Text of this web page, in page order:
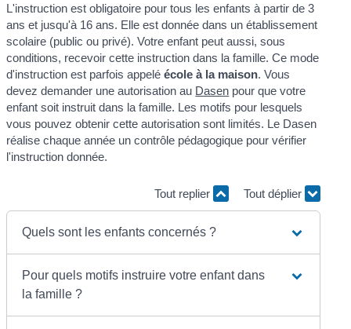
L'instruction est obligatoire pour tous les enfants à partir de 3
ans et jusqu'à 16 ans. Elle est donnée dans un établissement
scolaire (public ou privé). Votre enfant peut aussi, sous
conditions, recevoir cette instruction dans la famille. Ce mode
d'instruction est parfois appeléécole à la maison. Vous
devez demander une autorisation au Dasen pour que votre
enfant soit instruit dans la famille. Les motifs pour lesquels
vous pouvez obtenir cette autorisation sont limités. Le Dasen
réalise chaque année un contrôle pédagogique pour vérifier
l'instruction donnée.
Tout replier Tout déplier
Quels sont les enfants concernés ?
Pour quels motifs instruire votre enfant dans
la famille ?